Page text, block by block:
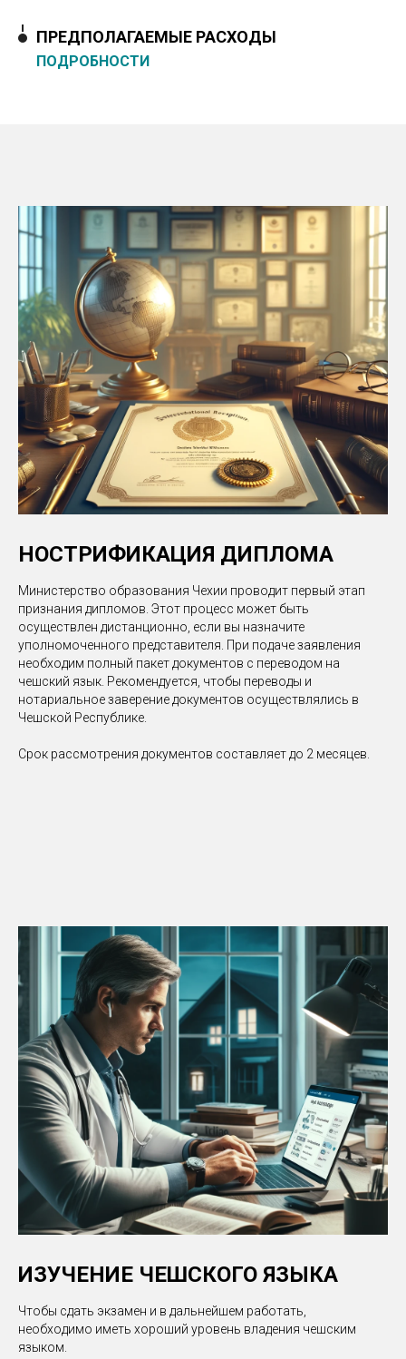
ПРЕДПОЛАГАЕМЫЕ РАСХОДЫ
ПОДРОБНОСТИ
НОСТРИФИКАЦИЯ ДИПЛОМА
Министерство образования Чехии проводит первый этап
признания дипломов. Этот процесс может быть
осуществлен дистанционно, если вы назначите
уполномоченного представителя. При подаче заявления
необходим полный пакет документов с переводом на
чешский язык. Рекомендуется, чтобы переводы и
нотариальное заверение документов осуществлялись в
Чешской Республике.
Срок рассмотрения документов составляет до 2 месяцев.
ИЗУЧЕНИЕ ЧЕШСКОГО ЯЗЫКА
Чтобы сдать экзамен и в дальнейшем работать,
необходимо иметь хороший уровень владения чешским
языком.